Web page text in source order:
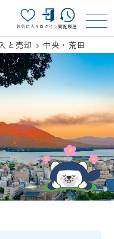
お気に入り ログイン閲覧履歴
と売却 中央・荒田